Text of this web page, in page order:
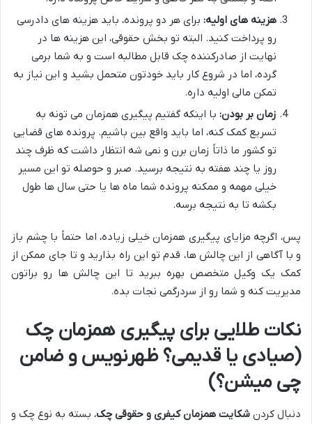
هزینه های اولیه: برای هر دو پرونده، باید هزینه های دادرسی
رو پرداخت کنید. البته تو بخش حقوقی، این هزینه ها در
نهایت از صادرکننده چک قابل مطالبه است و به شما برمی
گرده، اما در شروع کار باید خودتون متحمل بشید و این نیاز به
تمکن مالی اولیه داره.
زمان بر بودن: با اینکه گفتیم پیگیری همزمان می تونه به
تسریع کمک کنه، اما باید واقع بین باشیم. پرونده های قضایی
تو کشور ما ذاتاً زمان برن و نمی شه انتظار داشت که ظرف چند
روز یا چند هفته به نتیجه برسید. صبر و حوصله تو این مسیر
خیلی مهمه و ممکنه پرونده شما ماه ها یا حتی سال ها طول
بکشه تا به نتیجه برسه.
پس، اگرچه مزایای پیگیری همزمان خیلی زیاده، اما حتماً با چشم باز
و با آگاهی از این چالش ها، قدم تو این راه بذارید و تا جای ممکن از
کمک یک وکیل متخصص بهره ببرید تا این چالش ها رو براتون
مدیریت کنه و شما رو از سردرگمی نجات بده.
نکات طلایی برای پیگیری همزمان چک
(صیادی یا قدیمی؟ ظهرنویس و ضامن
چی میشن؟)
دنبال کردن شکایت همزمان کیفری و حقوقی چک، بسته به نوع چک و